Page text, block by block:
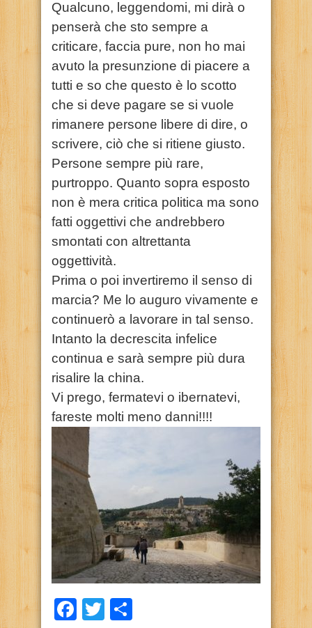
Qualcuno, leggendomi, mi dirà o
penserà che sto sempre a
criticare, faccia pure, non ho mai
avuto la presunzione di piacere a
tutti e so che questo è lo scotto
che si deve pagare se si vuole
rimanere persone libere di dire, o
scrivere, ciò che si ritiene giusto.
Persone sempre più rare,
purtroppo. Quanto sopra esposto
non è mera critica politica ma sono
fatti oggettivi che andrebbero
smontati con altrettanta
oggettività.
Prima o poi invertiremo il senso di
marcia? Me lo auguro vivamente e
continuerò a lavorare in tal senso.
Intanto la decrescita infelice
continua e sarà sempre più dura
risalire la china.
Vi prego, fermatevi o ibernatevi,
fareste molti meno danni!!!!
Facebook
Twitter